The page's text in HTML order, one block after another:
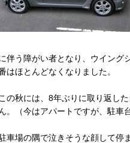
伴う障がい者となり、ウイング
はほとんどなくなりました。
この秋には、8年ぶりに取り返し
ん。（今はアパートですが、駐車
車場の隅で泣きそうな顔して停